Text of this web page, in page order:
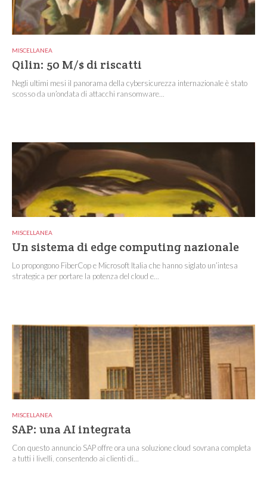
MISCELLANEA
Qilin: 50 M/$ di riscatti
Negli ultimi mesi il panorama della cybersicurezza internazionale è stato
scosso da un’ondata di attacchi ransomware...
MISCELLANEA
Un sistema di edge computing nazionale
Lo propongono FiberCop e Microsoft Italia che hanno siglato un’intesa
strategica per portare la potenza del cloud e...
MISCELLANEA
SAP: una AI integrata
Con questo annuncio SAP offre ora una soluzione cloud sovrana completa
a tutti i livelli, consentendo ai clienti di...